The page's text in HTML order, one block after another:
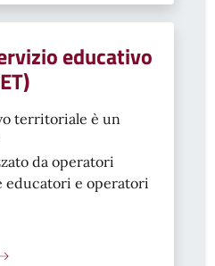
educativo
territoriale è un
da operatori
educatori e operatori